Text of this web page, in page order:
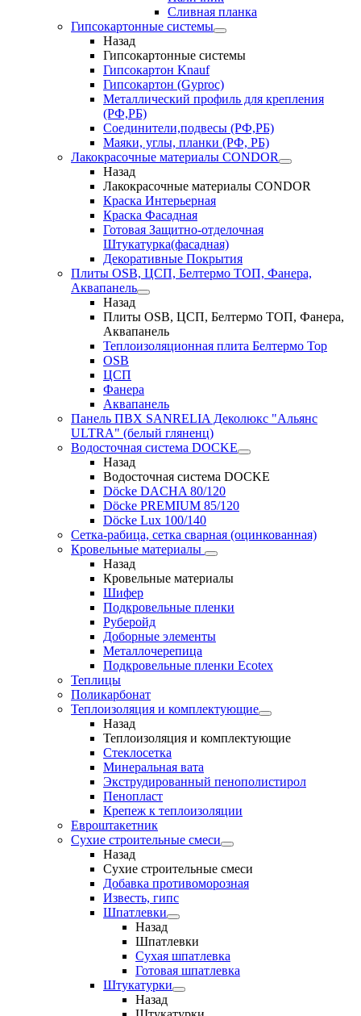
Сливная планка
Гипсокартонные системы
Назад
Гипсокартонные системы
Гипсокартон Knauf
Гипсокартон (Gyproc)
Металлический профиль для крепления
(РФ,РБ)
Соединители,подвесы (РФ,РБ)
Маяки, углы, планки (РФ, РБ)
Лакокрасочные материалы CONDOR
Назад
Лакокрасочные материалы CONDOR
Краска Интерьерная
Краска Фасадная
Готовая Защитно-отделочная
Штукатурка(фасадная)
Декоративные Покрытия
Плиты OSB, ЦСП, Белтермо ТОП, Фанера,
Аквапанель
Назад
Плиты OSB, ЦСП, Белтермо ТОП, Фанера,
Аквапанель
Теплоизоляционная плита Белтермо Top
OSB
ЦСП
Фанера
Аквапанель
Панель ПВХ SANRELIA Деколюкс "Альянс
ULTRA" (белый гляненц)
Водосточная система DOCKE
Назад
Водосточная система DOCKE
Döсkе DACHA 80/120
Döcke PREMIUM 85/120
Döсkе Luх 100/140
Сетка-рабица, сетка сварная (оцинкованная)
Кровельные материалы
Назад
Кровельные материалы
Шифер
Подкровельные пленки
Руберойд
Доборные элементы
Металлочерепица
Подкровельные пленки Ecotex
Теплицы
Поликарбонат
Теплоизоляция и комплектующие
Назад
Теплоизоляция и комплектующие
Стеклосетка
Минеральная вата
Экструдированный пенополистирол
Пенопласт
Крепеж к теплоизоляции
Евроштакетник
Сухие строительные смеси
Назад
Сухие строительные смеси
Добавка противоморозная
Известь, гипс
Шпатлевки
Назад
Шпатлевки
Сухая шпатлевка
Готовая шпатлевка
Штукатурки
Назад